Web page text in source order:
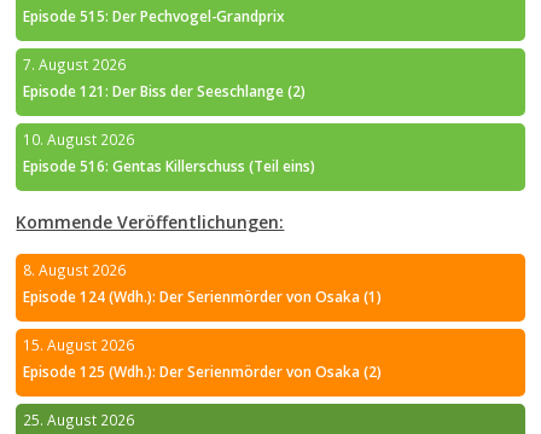
Episode 515: Der Pechvogel-Grandprix
7. August 2026
Episode 121: Der Biss der Seeschlange (2)
10. August 2026
Episode 516: Gentas Killerschuss (Teil eins)
Kommende Veröffentlichungen:
8. August 2026
Episode 124 (Wdh.): Der Serienmörder von Osaka (1)
15. August 2026
Episode 125 (Wdh.): Der Serienmörder von Osaka (2)
25. August 2026